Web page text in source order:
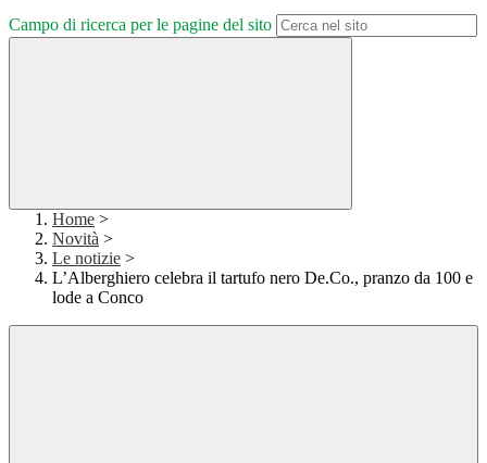
Campo di ricerca per le pagine del sito
Home >
Novità >
Le notizie >
L’Alberghiero celebra il tartufo nero De.Co., pranzo da 100 e
lode a Conco